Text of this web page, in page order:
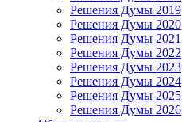
Решения Думы 2019
Решения Думы 2020
Решения Думы 2021
Решения Думы 2022
Решения Думы 2023
Решения Думы 2024
Решения Думы 2025
Решения Думы 2026